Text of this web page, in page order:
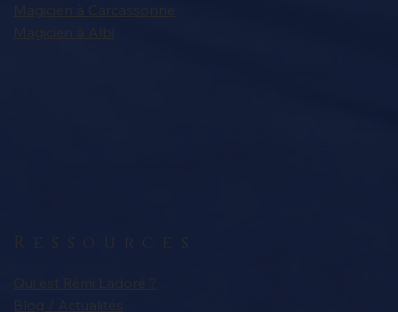
Magicien à Carcassonne
Ressources
Blog / Actualités